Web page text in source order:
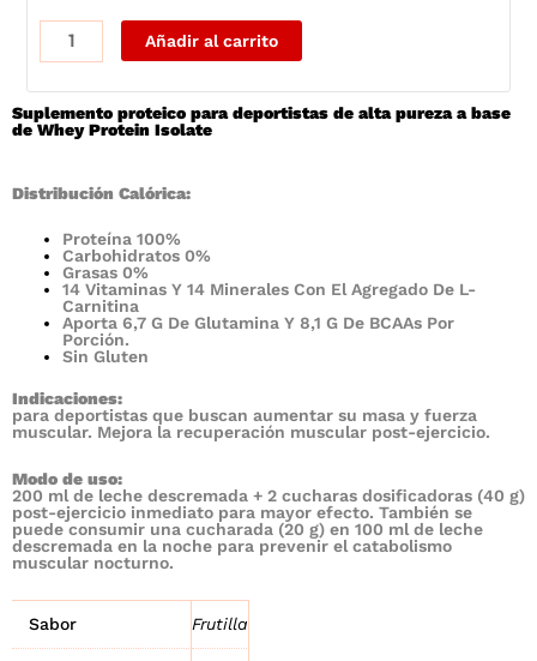
PWP
Power
Whey
Protein
lb
CIBELES
-
Vainilla
cantidad
Añadir al carrito
Suplemento proteico para deportistas de alta pureza a base
de Whey Protein Isolate
Distribución Calórica:
Proteína 100%
Carbohidratos 0%
Grasas 0%
14 Vitaminas Y 14 Minerales Con El Agregado De L-
Carnitina
Aporta 6,7 G De Glutamina Y 8,1 G De BCAAs Por
Porción.
Sin Gluten
Indicaciones:
para deportistas que buscan aumentar su masa y fuerza
muscular. Mejora la recuperación muscular post-ejercicio.
Modo de uso:
200 ml de leche descremada + 2 cucharas dosificadoras (40 g)
post-ejercicio inmediato para mayor efecto. También se
puede consumir una cucharada (20 g) en 100 ml de leche
descremada en la noche para prevenir el catabolismo
muscular nocturno.
Sabor Frutilla